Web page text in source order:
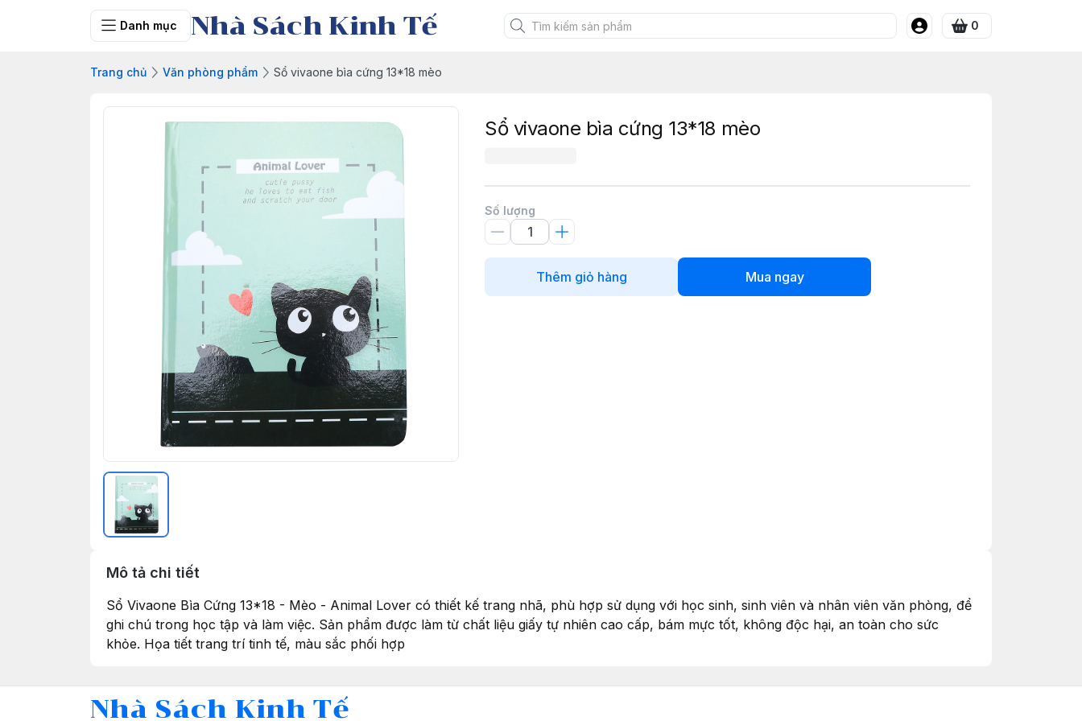
Danh mục Nhà Sách Kinh Tế 0
Trang chủ Văn phòng phẩm Sổ vivaone bìa cứng 13*18 mèo
Sổ vivaone bìa cứng 13*18 mèo
Số lượng
Thêm giỏ hàng Mua ngay
Mô tả chi tiết
Sổ Vivaone Bìa Cứng 13*18 - Mèo - Animal Lover có thiết kế trang nhã, phù hợp sử dụng với học sinh, sinh viên và nhân viên văn phòng, để
ghi chú trong học tập và làm việc. Sản phẩm được làm từ chất liệu giấy tự nhiên cao cấp, bám mực tốt, không độc hại, an toàn cho sức
khỏe. Họa tiết trang trí tinh tế, màu sắc phối hợp
Nhà Sách Kinh Tế